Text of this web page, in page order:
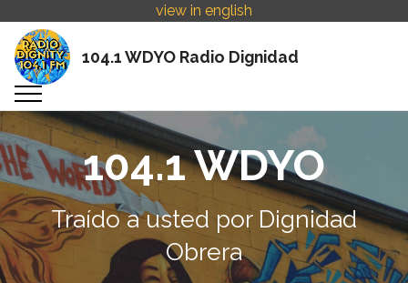
view in english
104.1 WDYO Radio Dignidad
104.1 WDYO
Traído a usted por Dignidad
Obrera